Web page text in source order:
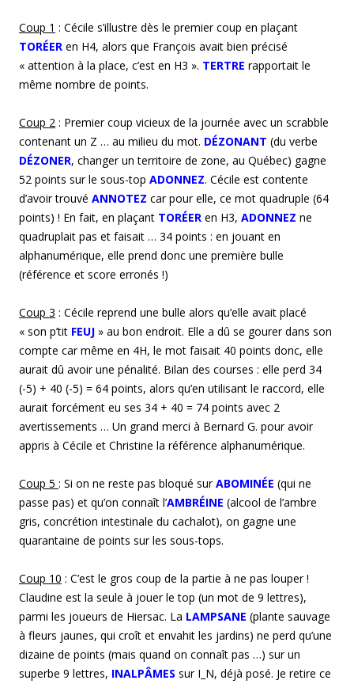
Coup 1 : Cécile s’illustre dès le premier coup en plaçant
TORÉER en H4, alors que François avait bien précisé
« attention à la place, c’est en H3 ». TERTRE rapportait le
même nombre de points.
Coup 2 : Premier coup vicieux de la journée avec un scrabble
contenant un Z … au milieu du mot. DÉZONANT (du verbe
DÉZONER, changer un territoire de zone, au Québec) gagne
52 points sur le sous-top ADONNEZ. Cécile est contente
d’avoir trouvé ANNOTEZ car pour elle, ce mot quadruple (64
points) ! En fait, en plaçant TORÉER en H3, ADONNEZ ne
quadruplait pas et faisait … 34 points : en jouant en
alphanumérique, elle prend donc une première bulle
(référence et score erronés !)
Coup 3 : Cécile reprend une bulle alors qu’elle avait placé
« son p’tit FEUJ » au bon endroit. Elle a dû se gourer dans son
compte car même en 4H, le mot faisait 40 points donc, elle
aurait dû avoir une pénalité. Bilan des courses : elle perd 34
(-5) + 40 (-5) = 64 points, alors qu’en utilisant le raccord, elle
aurait forcément eu ses 34 + 40 = 74 points avec 2
avertissements … Un grand merci à Bernard G. pour avoir
appris à Cécile et Christine la référence alphanumérique.
Coup 5 : Si on ne reste pas bloqué surABOMINÉE (qui ne
passe pas) et qu’on connaît l’AMBRÉINE (alcool de l’ambre
gris, concrétion intestinale du cachalot), on gagne une
quarantaine de points sur les sous-tops.
Coup 10 : C’est le gros coup de la partie à ne pas louper !
Claudine est la seule à jouer le top (un mot de 9 lettres),
parmi les joueurs de Hiersac. La LAMPSANE (plante sauvage
à fleurs jaunes, qui croît et envahit les jardins) ne perd qu’une
dizaine de points (mais quand on connaît pas …) sur un
superbe 9 lettres, INALPÂMES sur I_N, déjà posé. Je retire ce